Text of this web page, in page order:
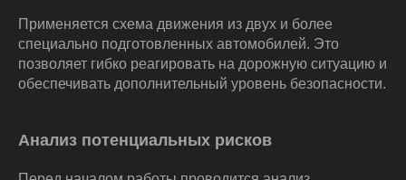
Применяется схема движения из двух и более
специально подготовленных автомобилей. Это
позволяет гибко реагировать на дорожную ситуацию и
обеспечивать дополнительный уровень безопасности.
Анализ потенциальных рисков